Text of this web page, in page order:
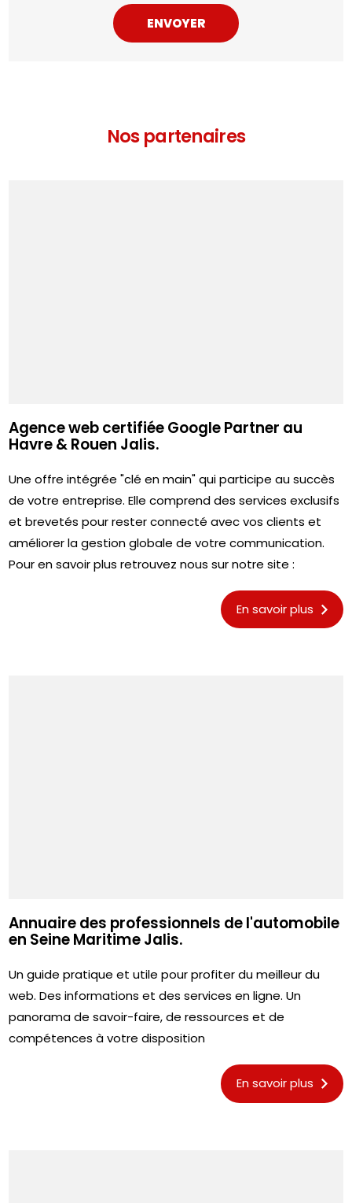
Nos partenaires
Agence web certifiée Google Partner au
Havre & Rouen Jalis.
Une offre intégrée "clé en main" qui participe au succès
de votre entreprise. Elle comprend des services exclusifs
et brevetés pour rester connecté avec vos clients et
améliorer la gestion globale de votre communication.
Pour en savoir plus retrouvez nous sur notre site :
En savoir plus
Annuaire des professionnels de l'automobile
en Seine Maritime Jalis.
Un guide pratique et utile pour profiter du meilleur du
web. Des informations et des services en ligne. Un
panorama de savoir-faire, de ressources et de
compétences à votre disposition
En savoir plus